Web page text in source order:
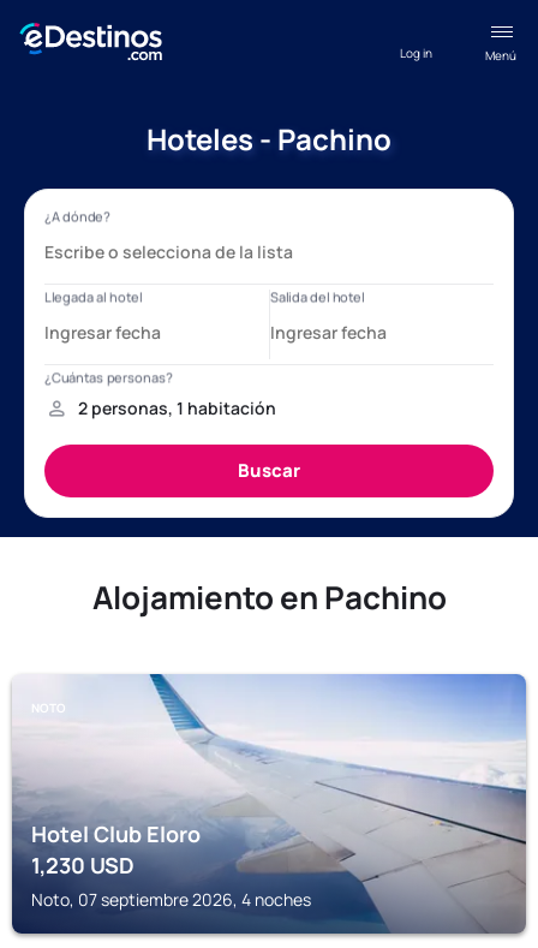
Menú
Log in
Hoteles - Pachino
Alojamiento en Pachino
NOTO
Hotel Club Eloro
1,230USD
Noto, 07 septiembre 2026, 4 noches